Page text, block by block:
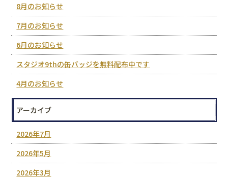
8月のお知らせ
7月のお知らせ
6月のお知らせ
スタジオ9thの缶バッジを無料配布中です
4月のお知らせ
アーカイブ
2026年7月
2026年5月
2026年3月